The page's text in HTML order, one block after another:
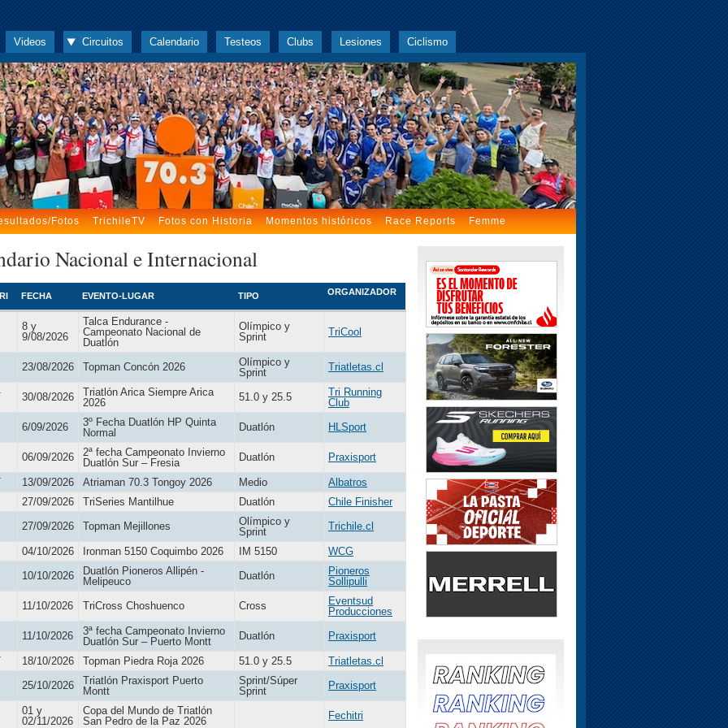
Videos Circuitos Calendario Testeos Clubs Lesiones Ciclismo
Fotos TrichileTV Fotos con Historia Momentos históricos Race Reports Femme
Nacional e Internacional
FECHA EVENTO-LUGAR TIPO ORGANIZADOR
8 y
9/08/2026
Talca Endurance -
Campeonato Nacional de
Duatlón
Olímpico y
Sprint
TriCool
23/08/2026 Topman Concón 2026
Olímpico y
Sprint
Triatletas.cl
30/08/2026
Triatlón Arica Siempre Arica
2026
51.0 y 25.5
Tri Running
Club
6/09/2026
3º Fecha Duatlón HP Quinta
Normal
Duatlón HLSport
06/09/2026
2ª fecha Campeonato Invierno
Duatlón Sur – Fresia
Duatlón Praxisport
13/09/2026 Atriaman 70.3 Tongoy 2026 Medio
Albatros
27/09/2026
TriSeries Mantilhue Duatlón
Chile Finisher
27/09/2026
Topman Mejillones
Olímpico y
Sprint
Trichile.cl
04/10/2026 Ironman 5150 Coquimbo 2026 IM 5150
WCG
10/10/2026
Duatlón Pioneros Allipén -
Melipeuco
Duatlón
Pioneros
Sollipulli
11/10/2026
TriCross Choshuenco Cross
Eventsud
Producciones
11/10/2026
3ª fecha Campeonato Invierno
Duatlón Sur – Puerto Montt
Duatlón Praxisport
18/10/2026 Topman Piedra Roja 2026 51.0 y 25.5
Triatletas.cl
25/10/2026
Triatlón Praxisport Puerto
Montt
Sprint/Súper
Sprint
Praxisport
01 y
02/11/2026
Copa del Mundo de Triatlón
San Pedro de la Paz 2026
Fechitri